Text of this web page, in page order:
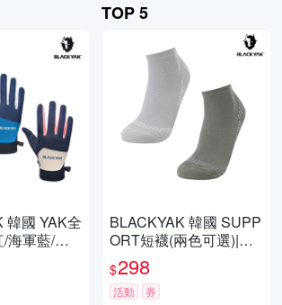
韓國 YAK全
海軍藍/黑
耐磨 防
TOP 5
BLACKYAK 韓國 SUPP
ORT短襪(兩色可選)|中
性款 機能襪 運動襪 短襪
吸濕排汗 |BYEB1NAB0
1
$298
活動 券